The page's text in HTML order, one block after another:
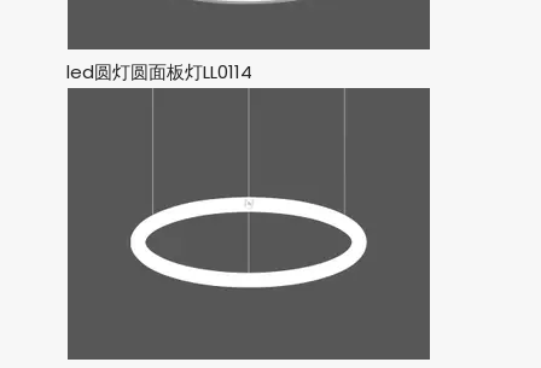
led圆灯圆面板灯LL0114